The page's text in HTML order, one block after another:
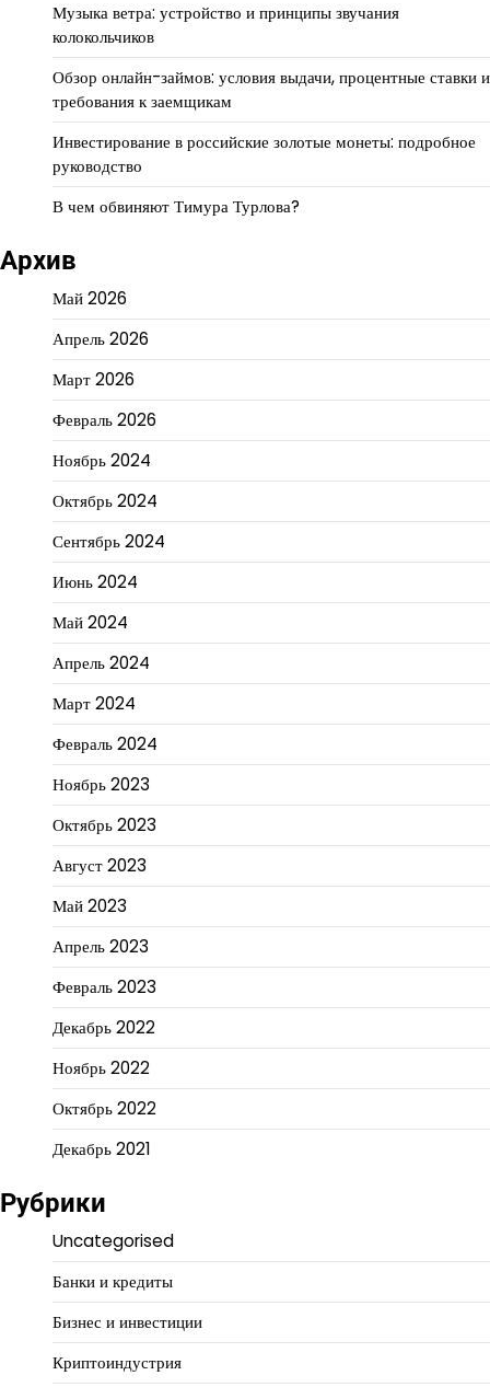
Музыка ветра: устройство и принципы звучания
колокольчиков
Обзор онлайн-займов: условия выдачи, процентные ставки и
требования к заемщикам
Инвестирование в российские золотые монеты: подробное
руководство
В чем обвиняют Тимура Турлова?
Архив
Май 2026
Апрель 2026
Март 2026
Февраль 2026
Ноябрь 2024
Октябрь 2024
Сентябрь 2024
Июнь 2024
Май 2024
Апрель 2024
Март 2024
Февраль 2024
Ноябрь 2023
Октябрь 2023
Август 2023
Май 2023
Апрель 2023
Февраль 2023
Декабрь 2022
Ноябрь 2022
Октябрь 2022
Декабрь 2021
Рубрики
Uncategorised
Банки и кредиты
Бизнес и инвестиции
Криптоиндустрия